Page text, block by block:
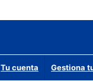
Tu cuenta Gestiona